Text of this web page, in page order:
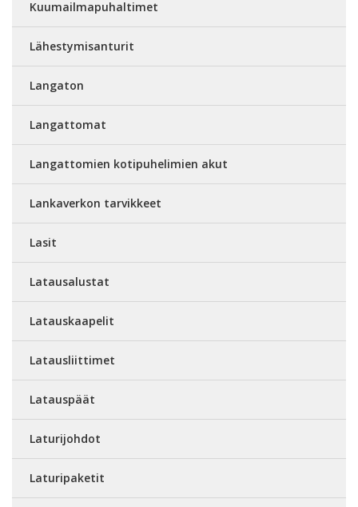
Kuumailmapuhaltimet
Lähestymisanturit
Langaton
Langattomat
Langattomien kotipuhelimien akut
Lankaverkon tarvikkeet
Lasit
Latausalustat
Latauskaapelit
Latausliittimet
Latauspäät
Laturijohdot
Laturipaketit